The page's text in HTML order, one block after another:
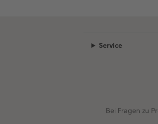
Service
Bei Fragen zu